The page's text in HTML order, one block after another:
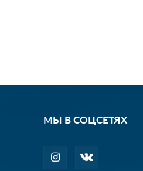
МЫ В СОЦСЕТЯХ